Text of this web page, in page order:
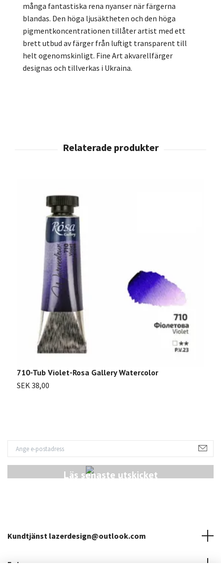
Läs senaste utskicket
många fantastiska rena nyanser när färgerna
blandas. Den höga ljusäktheten och den höga
pigmentkoncentrationen tillåter artist med ett
brett utbud av färger från luftigt transparent till
helt ogenomskinligt. Fine Art akvarellfärger
designas och tillverkas i Ukraina.
710-Tub Violet-Rosa Gallery Watercolor
SEK 38,00
Kundtjänst lazerdesign@outlook.com